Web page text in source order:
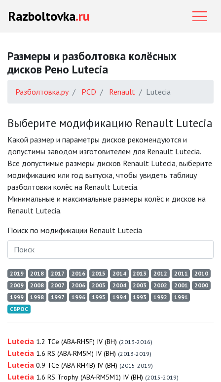
Razboltovka.ru
Размеры и разболтовка колёсных
дисков Рено Lutecia
Разболтовка.ру PCD Renault Lutecia
Выберите модификацию Renault Lutecia
Какой размер и параметры дисков рекомендуются и
допустимы заводом изготовителем для Renault Lutecia.
Все допустимые размеры дисков Renault Lutecia, выберите
модификацию или год выпуска, чтобы увидеть таблицу
разболтовки колёс на Renault Lutecia.
Минимальные и максимальные размеры колёс и дисков на
Renault Lutecia.
Поиск по модификации Renault Lutecia
2019 2018 2017 2016 2015 2014 2013 2012 2011
2010
2009
2008 2007 2006 2005 2004 2003 2002 2001
2000
1999
1998 1997 1996 1995 1994 1993 1992
1991
СБРОС
Lutecia 1.2 TCe (ABA-RH5F) IV (BH) (2013-2016)
Lutecia 1.6 RS (ABA-RM5M) IV (BH) (2013-2019)
Lutecia 0.9 TCe (ABA-RH4B) IV (BH) (2015-2019)
Lutecia 1.6 RS Trophy (ABA-RM5M1) IV (BH) (2015-2019)